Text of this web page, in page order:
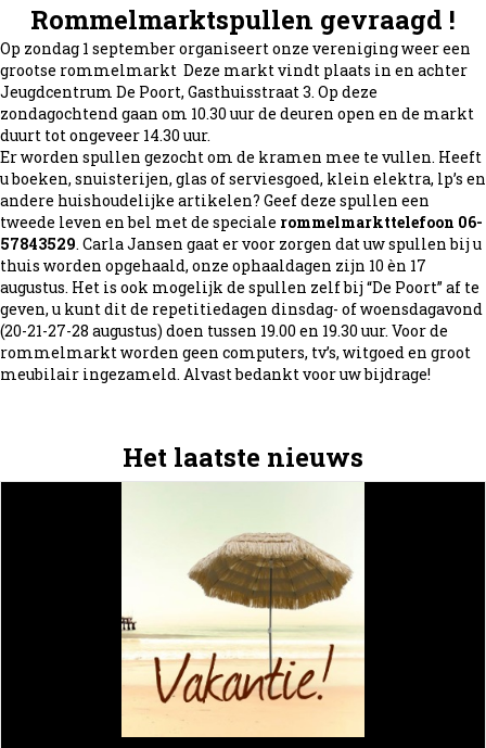
Rommelmarktspullen gevraagd !
Op zondag 1 september organiseert onze vereniging weer een
grootse rommelmarkt Deze markt vindt plaats in en achter
Jeugdcentrum De Poort, Gasthuisstraat 3. Op deze
zondagochtend gaan om 10.30 uur de deuren open en de markt
duurt tot ongeveer 14.30 uur.
Er worden spullen gezocht om de kramen mee te vullen. Heeft
u boeken, snuisterijen, glas of serviesgoed, klein elektra, lp’s en
andere huishoudelijke artikelen? Geef deze spullen een
tweede leven en bel met de speciale rommelmarkttelefoon 06-
57843529. Carla Jansen gaat er voor zorgen dat uw spullen bij u
thuis worden opgehaald, onze ophaaldagen zijn 10 èn 17
augustus. Het is ook mogelijk de spullen zelf bij “De Poort” af te
geven, u kunt dit de repetitiedagen dinsdag- of woensdagavond
(20-21-27-28 augustus) doen tussen 19.00 en 19.30 uur. Voor de
rommelmarkt worden geen computers, tv’s, witgoed en groot
meubilair ingezameld. Alvast bedankt voor uw bijdrage!
Het laatste nieuws